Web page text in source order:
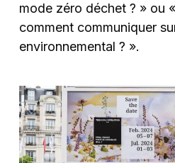
mode zéro déchet ? » ou
comment communiquer
environnemental ? ».